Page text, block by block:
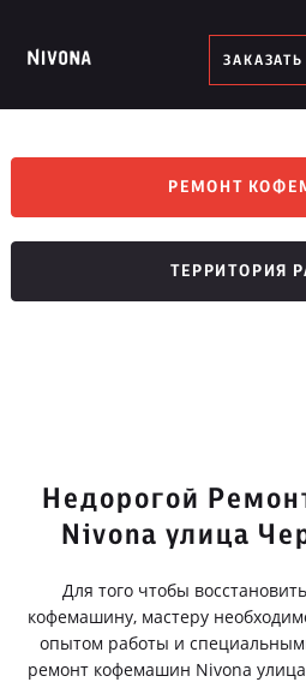
РЕМОНТ
ТЕРРИТОРИЯ
Недорогой
Nivona улица
Для того чтобы
кофемашину, мастеру
опытом работы и
ремонт кофемашин Nivona улица